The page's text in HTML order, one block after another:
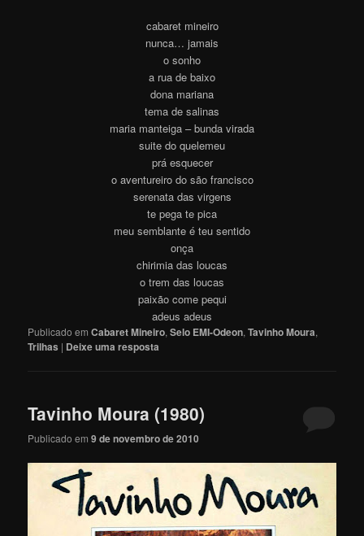
cabaret mineiro
nunca… jamais
o sonho
a rua de baixo
dona mariana
tema de salinas
maria manteiga – bunda virada
suite do quelemeu
prá esquecer
o aventureiro do são francisco
serenata das virgens
te pega te pica
meu semblante é teu sentido
onça
chirimia das loucas
o trem das loucas
paixão come pequi
adeus adeus
Publicado em Cabaret Mineiro,Selo EMI-Odeon,Tavinho Moura,
Trilhas | Deixe uma resposta
Tavinho Moura (1980)
Publicado em9 de novembro de 2010